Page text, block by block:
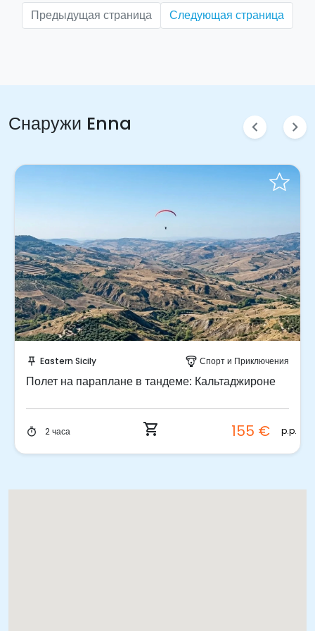
Предыдущая страница Следующая страница
Снаружи Enna chevron_left chevron_right
push_pin Eastern Sicily paragliding Спорт и Приключения
Полет на параплане в тандеме: Кальтаджироне
timer 2 часа shopping_cart 155 € p.p.